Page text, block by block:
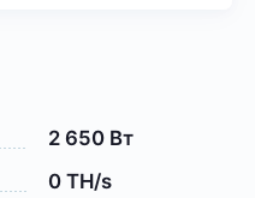
2 650 Вт
0 TH/s